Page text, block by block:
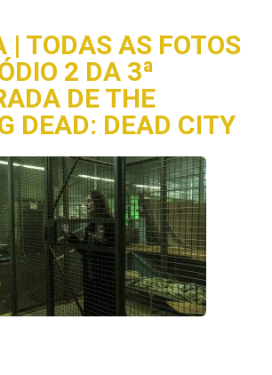
| TODAS AS FOTOS
2 DA 3ª
DE THE
DEAD: DEAD CITY